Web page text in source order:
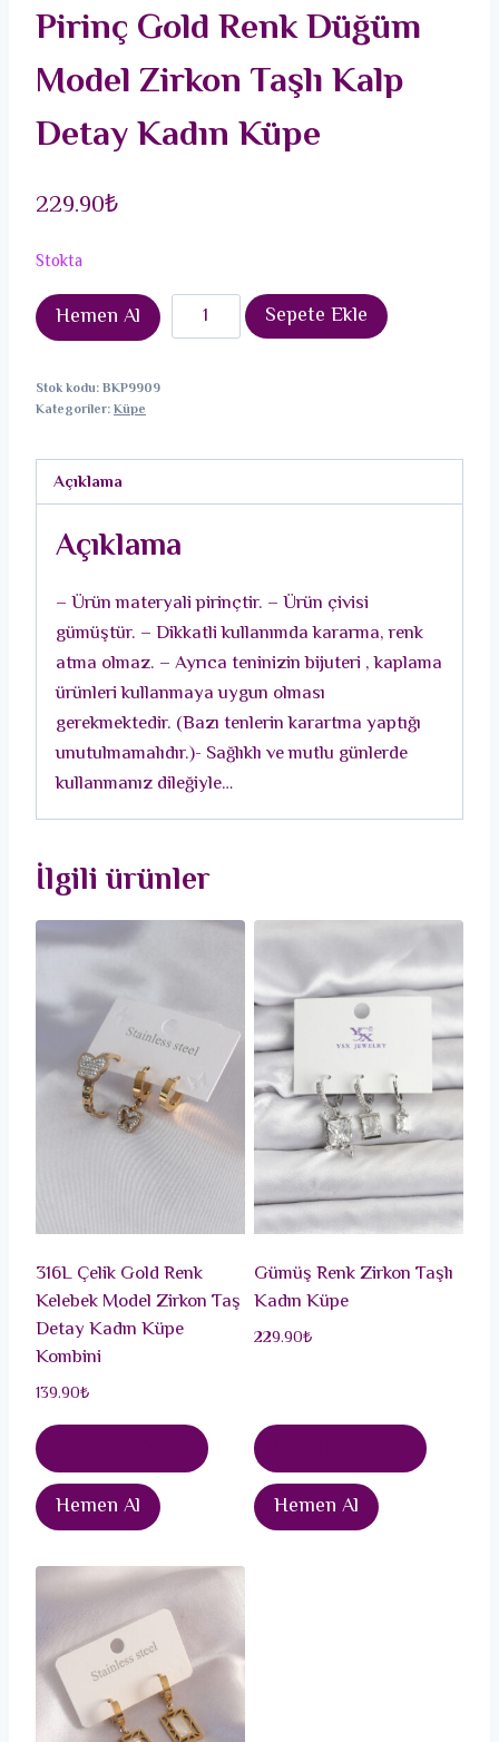
Pirinç Gold Renk Düğüm
Model Zirkon Taşlı Kalp
Detay Kadın Küpe
229.90₺
Stokta
Hemen Al
Pirinç
Gold
Zirkon
Detay
Küpe
adet
Sepete Ekle
Stok kodu:BKP9909
Kategoriler:Küpe
Açıklama
Açıklama
– Ürün materyali pirinçtir. – Ürün çivisi
gümüştür. – Dikkatli kullanımda kararma, renk
atma olmaz. – Ayrıca teninizin bijuteri , kaplama
ürünleri kullanmaya uygun olması
gerekmektedir. (Bazı tenlerin karartma yaptığı
unutulmamalıdır.)- Sağlıklı ve mutlu günlerde
kullanmanız dileğiyle…
İlgili ürünler
316L Çelik Gold Renk
Kelebek Model Zirkon Taş
Detay Kadın Küpe
Kombini
139.90₺
Hemen Al
Gümüş Renk Zirkon Taşlı
Kadın Küpe
229.90₺
Hemen Al